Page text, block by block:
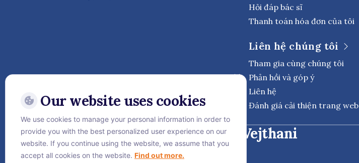
Hỏi đáp bác sĩ
Thanh toán hóa đơn của tôi
Liên hệ chúng tôi
Tham gia cùng chúng tôi
Phản hồi và góp ý
Liên hệ
Đánh giá cải thiện trang web
Theo dõi Bệnh viện Quốc tế Vejthani
Our website uses cookies
We use cookies to manage your personal information in order to
provide you with the best personalized user experience on our
website. If you continue using the website, we assume that you
accept all cookies on the website. Find out more.